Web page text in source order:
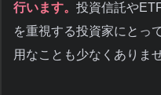
行います。 投資信託や
を重視する投資家にとっ
用なことも少なくありま